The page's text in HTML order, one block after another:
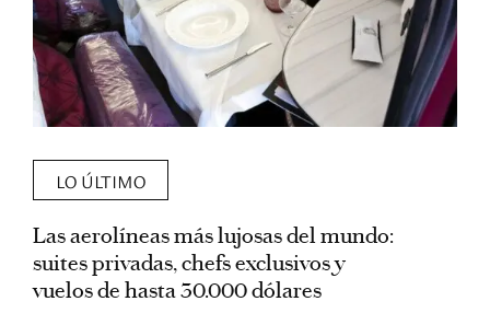
LO ÚLTIMO
Las aerolíneas más lujosas del mundo:
suites privadas, chefs exclusivos y
vuelos de hasta 30.000 dólares